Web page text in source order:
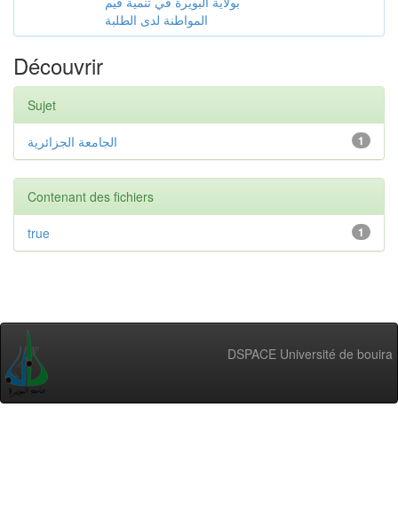
المواطنة لدى الطلبة
Découvrir
Sujet
1 الجامعة الجزائرية
Contenant des fichiers
1
true
DSPACE Université de bouira